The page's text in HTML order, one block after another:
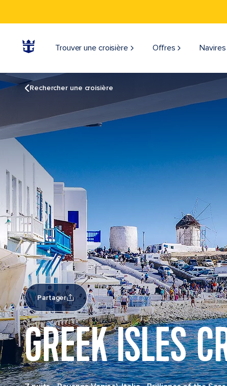
Trouver une croisière Offres Navires
Rechercher une croisière
Partager
GREEK ISLES